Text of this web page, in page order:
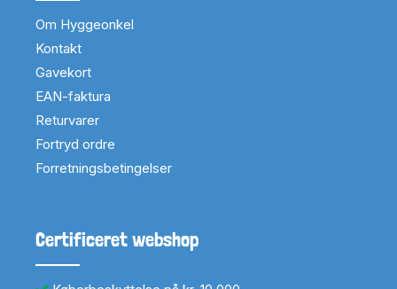
Om Hyggeonkel
Kontakt
Gavekort
EAN-faktura
Returvarer
Fortryd ordre
Forretningsbetingelser
Certificeret webshop